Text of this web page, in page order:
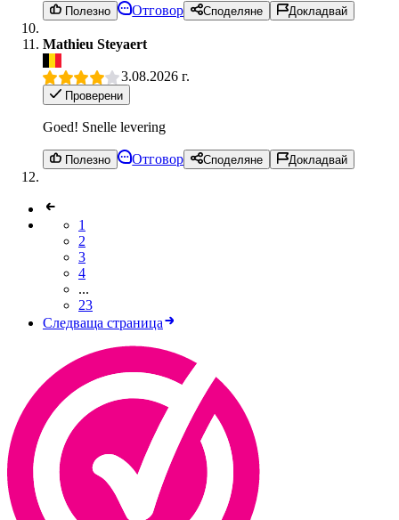
Полезно Отговор Споделяне Докладвай
Mathieu Steyaert
3.08.2026 г.
Проверени
Goed! Snelle levering
Полезно Отговор Споделяне Докладвай
1
2
3
4
...
23
Следваща страница